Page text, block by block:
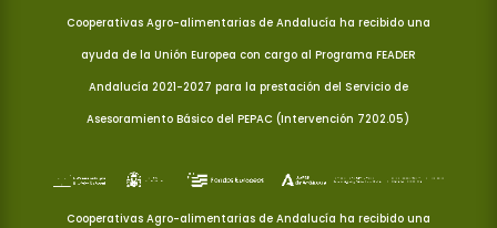
Cooperativas Agro-alimentarias de Andalucía ha recibido una
ayuda de la Unión Europea con cargo al Programa FEADER
Andalucía 2021-2027 para la prestación del Servicio de
Asesoramiento Básico del PEPAC (Intervención 7202.05)
Cooperativas Agro-alimentarias de Andalucía ha recibido una